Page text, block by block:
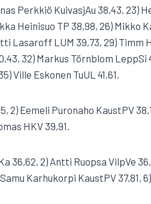
Perkkiö KuivasjAu 38,43, 23)
Heinisuo TP 38,98, 26) Mikko
Lasaroff LUM 39,73, 29) Timm
32) Markus Törnblom
Ville Eskonen TuUL 41,61.
2) Eemeli Puronaho KaustPV
HKV 39,91.
36,62, 2) Antti Ruopsa VilpVe
Karhukorpi KaustPV 37,81,